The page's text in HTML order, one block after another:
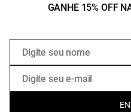
GANHE 15% OFF